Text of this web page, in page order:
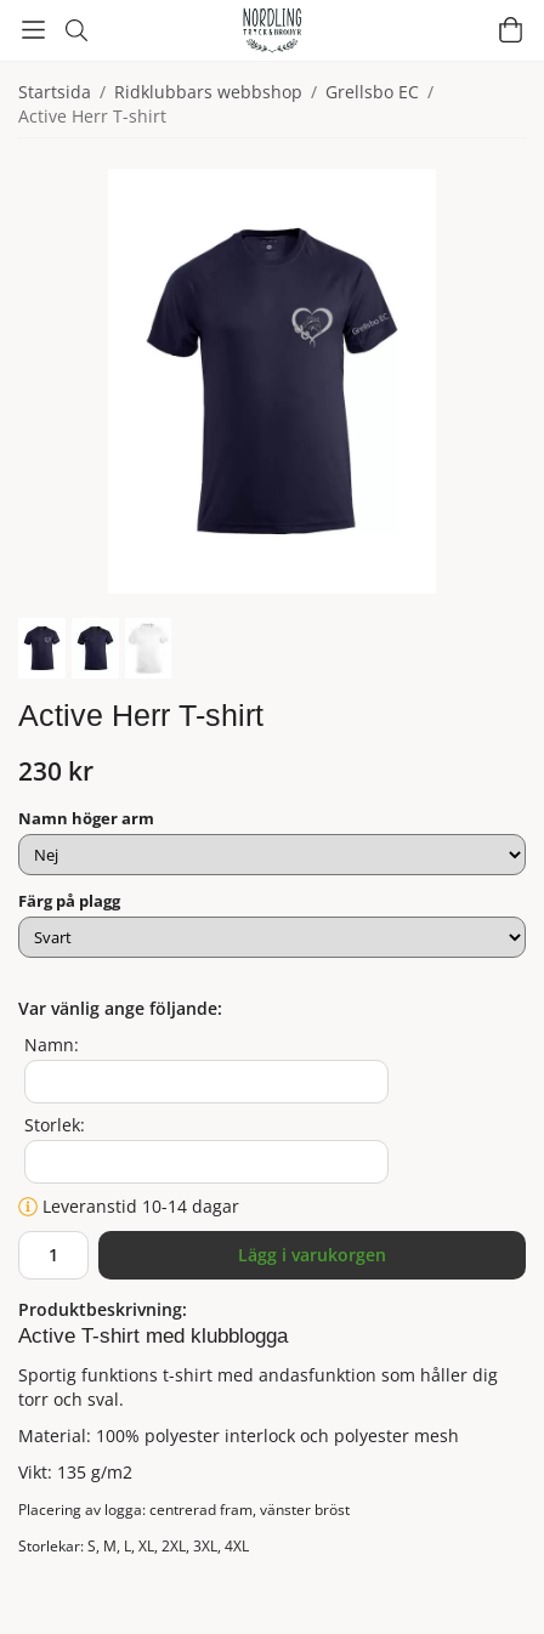
Startsida / Ridklubbars webbshop / Grellsbo EC /
Active Herr T-shirt
Active Herr T-shirt
230 kr
Namn höger arm
Färg på plagg
Var vänlig ange följande:
Namn:
Storlek:
Leveranstid 10-14 dagar
Lägg i varukorgen
Produktbeskrivning:
Active T-shirt med klubblogga
Sportig funktions t-shirt med andasfunktion som håller dig
torr och sval.
Material: 100% polyester interlock och polyester mesh
Vikt: 135 g/m2
Placering av logga: centrerad fram, vänster bröst
Storlekar: S, M, L, XL, 2XL, 3XL, 4XL